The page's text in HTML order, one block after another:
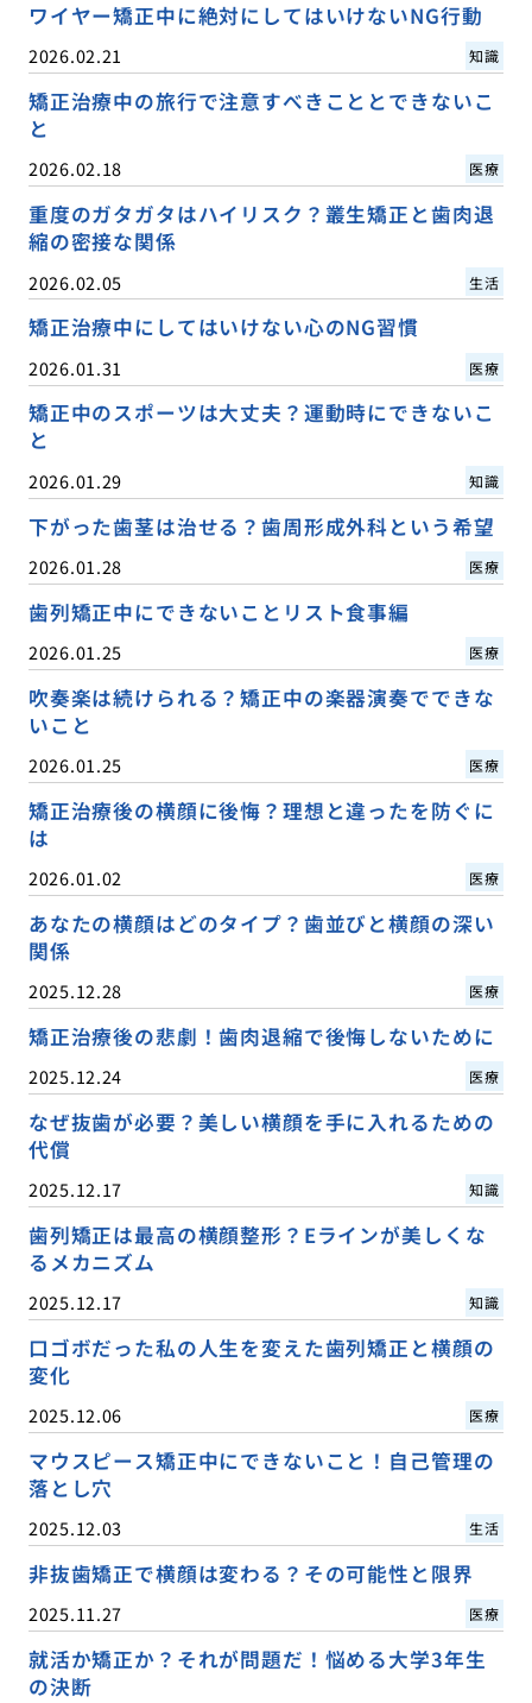
ワイヤー矯正中に絶対にしてはいけないNG行動
2026.02.21 知識
矯正治療中の旅行で注意すべきこととできないこ
と
2026.02.18 医療
重度のガタガタはハイリスク？叢生矯正と歯肉退
縮の密接な関係
2026.02.05 生活
矯正治療中にしてはいけない心のNG習慣
2026.01.31 医療
矯正中のスポーツは大丈夫？運動時にできないこ
と
2026.01.29 知識
下がった歯茎は治せる？歯周形成外科という希望
2026.01.28 医療
歯列矯正中にできないことリスト食事編
2026.01.25 医療
吹奏楽は続けられる？矯正中の楽器演奏でできな
いこと
2026.01.25 医療
矯正治療後の横顔に後悔？理想と違ったを防ぐに
は
2026.01.02 医療
あなたの横顔はどのタイプ？歯並びと横顔の深い
関係
2025.12.28 医療
矯正治療後の悲劇！歯肉退縮で後悔しないために
2025.12.24 医療
なぜ抜歯が必要？美しい横顔を手に入れるための
代償
2025.12.17 知識
歯列矯正は最高の横顔整形？Eラインが美しくな
るメカニズム
2025.12.17 知識
口ゴボだった私の人生を変えた歯列矯正と横顔の
変化
2025.12.06 医療
マウスピース矯正中にできないこと！自己管理の
落とし穴
2025.12.03 生活
非抜歯矯正で横顔は変わる？その可能性と限界
2025.11.27 医療
就活か矯正か？それが問題だ！悩める大学3年生
の決断